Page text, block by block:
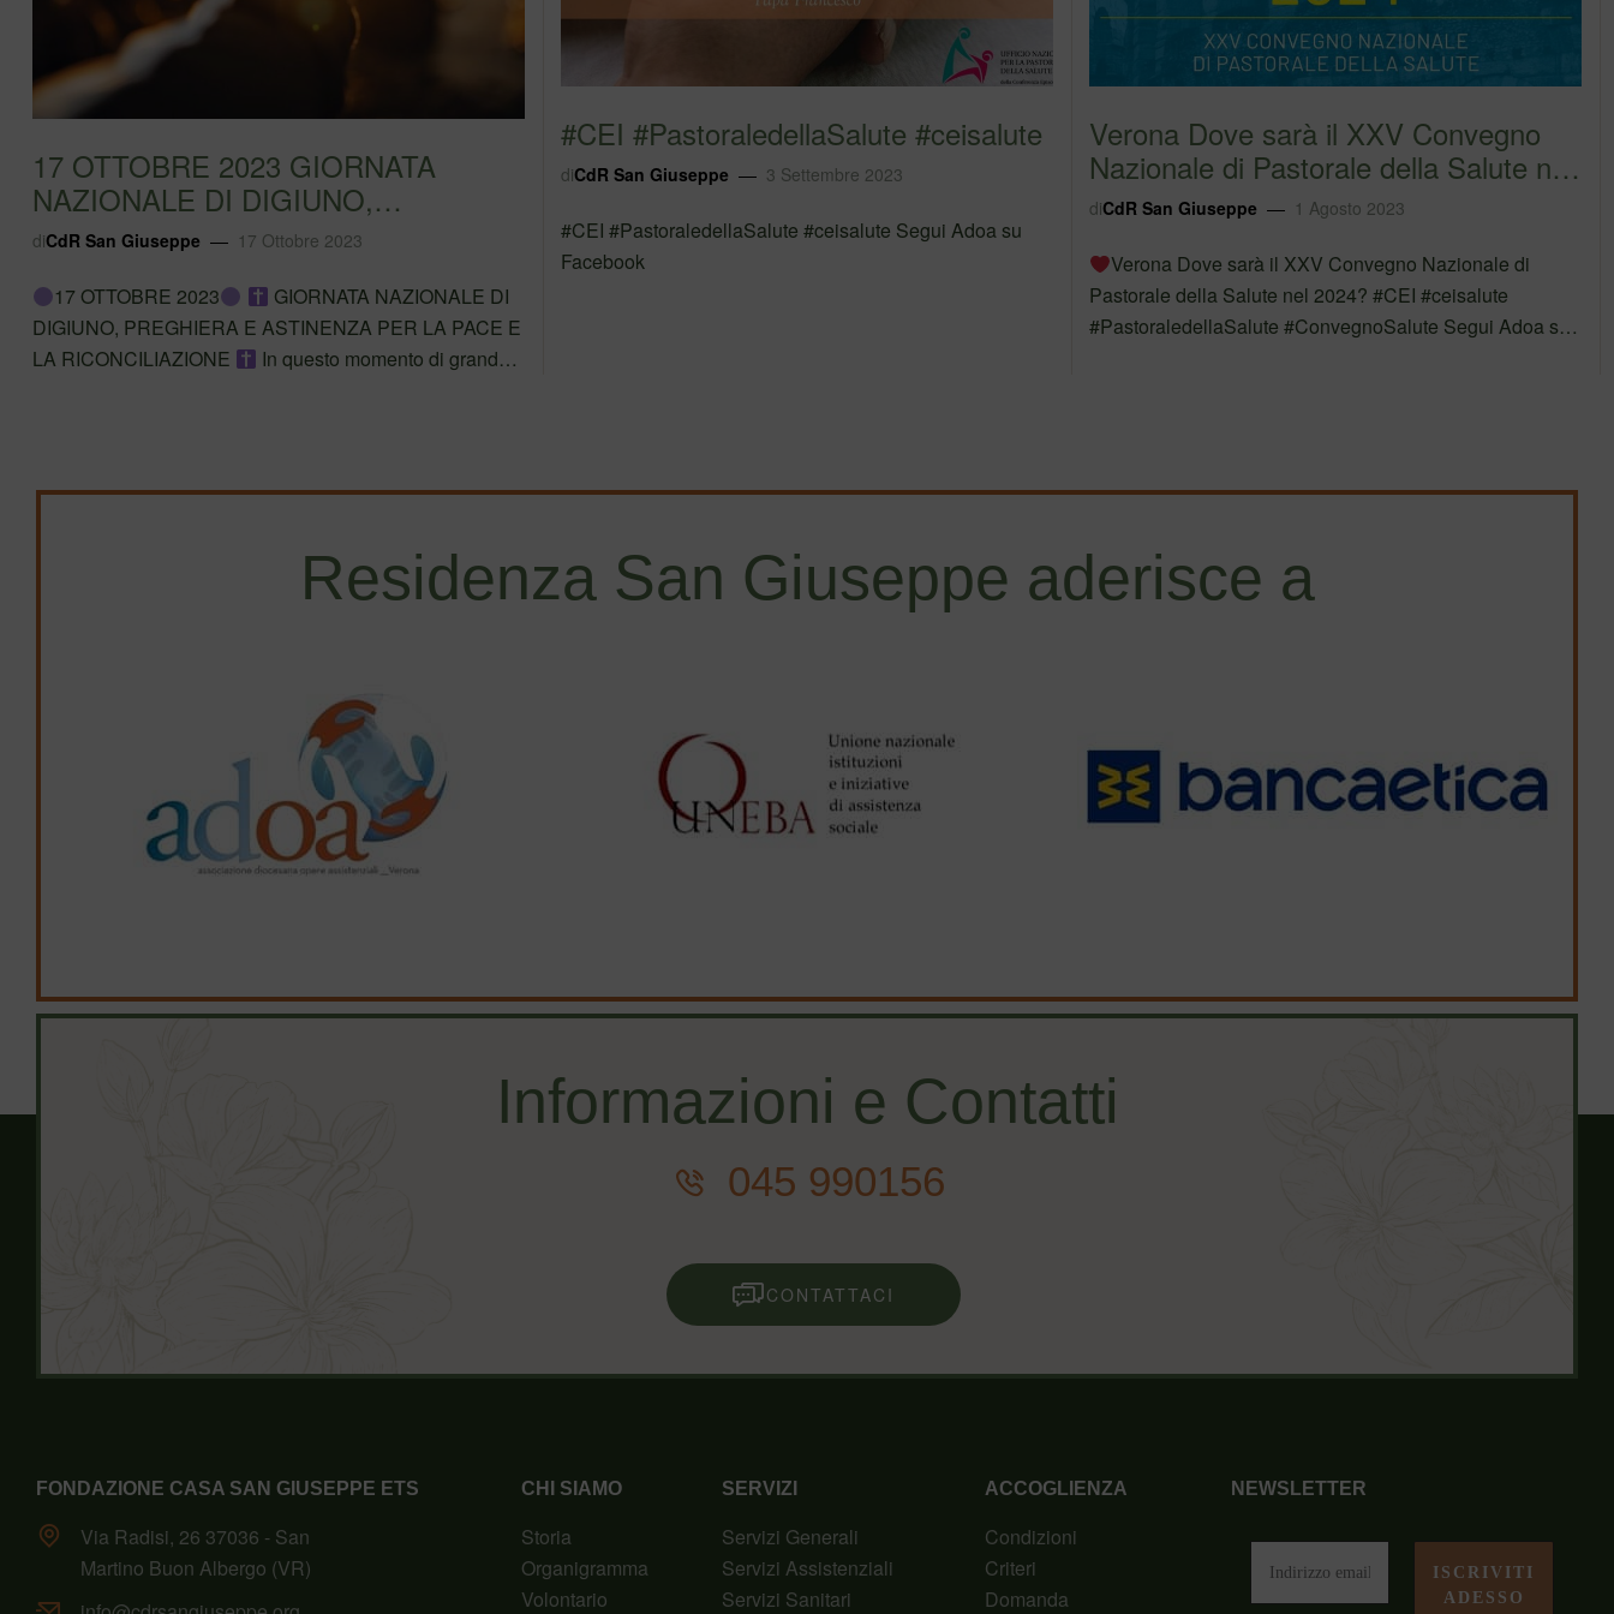
17 OTTOBRE 2023 GIORNATA
NAZIONALE DI DIGIUNO,
PREGHIERA E ASTINENZA PER LA
diCdR San Giuseppe 17 Ottobre 2023
17 OTTOBRE 2023
GIORNATA NAZIONALE DI
DIGIUNO, PREGHIERA E ASTINENZA PER LA PACE E
LA RICONCILIAZIONE
In questo momento di grande
#CEI #PastoraledellaSalute #ceisalute
diCdR San Giuseppe 3 Settembre 2023
#CEI #PastoraledellaSalute #ceisalute Segui Adoa su
Facebook
Verona Dove sarà il XXV Convegno
Nazionale di Pastorale della Salute nel
2024? …
diCdR San Giuseppe 1 Agosto 2023
Verona Dove sarà il XXV Convegno Nazionale di
Pastorale della Salute nel 2024? #CEI #ceisalute
#PastoraledellaSalute #ConvegnoSalute Segui Adoa su
Residenza San Giuseppe aderisce a
Informazioni e Contatti
045 990156
CONTATTACI
FONDAZIONE CASA SAN GIUSEPPE ETS
Via Radisi, 26 37036 - San
Martino Buon Albergo (VR)
CHI SIAMO
Storia
Organigramma
Volontario
SERVIZI
Servizi Generali
Servizi Assistenziali
Servizi Sanitari
ACCOGLIENZA
Condizioni
Criteri
Domanda
NEWSLETTER